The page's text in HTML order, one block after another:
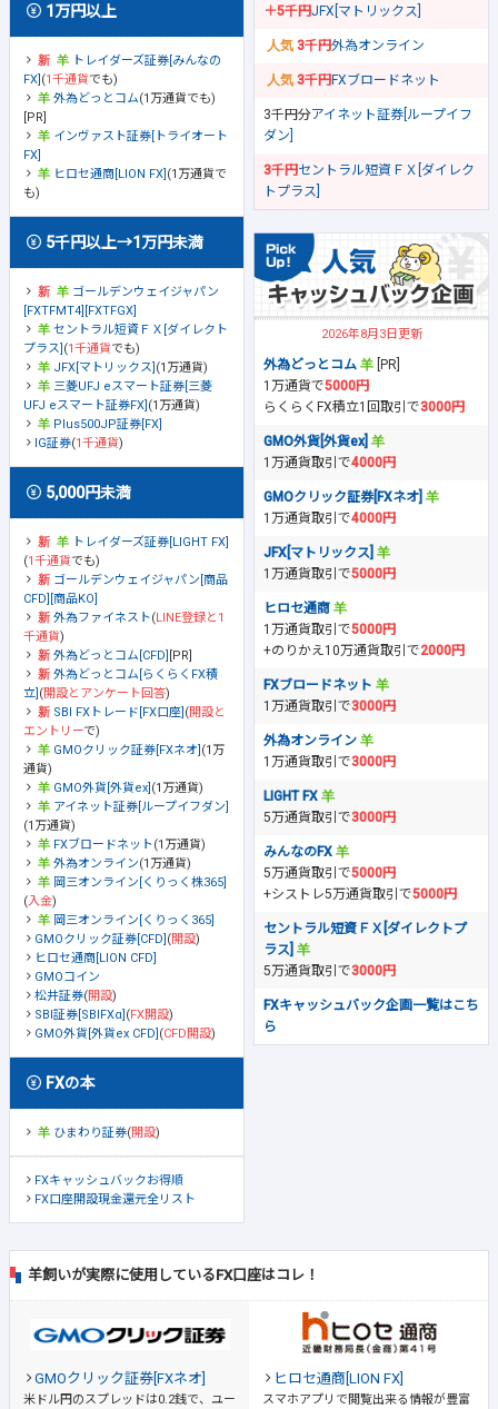
1万円以上
トレイダーズ証券[みんなの
FX] (1千通貨でも)
外為どっとコム(1万通貨でも)
[PR]
インヴァスト証券[トライオート
FX]
ヒロセ通商[LION FX] (1万通貨で
も)
5千円以上→1万円未満
ゴールデンウェイジャパン
[FXTFMT4][FXTFGX]
セントラル短資ＦＸ[ダイレクト
プラス] (1千通貨でも)
JFX[マトリックス] (1万通貨)
三菱UFJ eスマート証券[三菱
UFJ eスマート証券FX] (1万通貨)
Plus500JP証券[FX]
IG証券(1千通貨)
5,000円未満
トレイダーズ証券[LIGHT FX]
(1千通貨でも)
ゴールデンウェイジャパン[商品
CFD][商品KO]
外為ファイネスト(LINE登録と1
千通貨)
外為どっとコム[CFD] [PR]
外為どっとコム[らくらくFX積
立] (開設とアンケート回答)
SBI FXトレード[FX口座] (開設と
エントリーで)
GMOクリック証券[FXネオ] (1万
通貨)
GMO外貨[外貨ex] (1万通貨)
アイネット証券[ループイフダン]
(1万通貨)
FXブロードネット(1万通貨)
外為オンライン(1万通貨)
岡三オンライン[くりっく株365]
(入金)
岡三オンライン[くりっく365]
GMOクリック証券[CFD] (開設)
ヒロセ通商[LION CFD]
GMOコイン
松井証券(開設)
SBI証券[SBIFXα] (FX開設)
GMO外貨[外貨ex CFD] (CFD開設)
FXの本
ひまわり証券(開設)
FXキャッシュバックお得順
FX口座開設現金還元全リスト
＋5千円JFX[マトリックス]
3千円外為オンライン
3千円FXブロードネット
3千円分アイネット証券[ループイフ
ダン]
3千円セントラル短資ＦＸ[ダイレク
トプラス]
2026年8月3日更新
外為どっとコム
[PR]
1万通貨で5000円
らくらくFX積立1回取引で3000円
GMO外貨[外貨ex]
1万通貨取引で4000円
GMOクリック証券[FXネオ]
1万通貨取引で4000円
JFX[マトリックス]
1万通貨取引で5000円
ヒロセ通商
1万通貨取引で5000円
+のりかえ10万通貨取引で2000円
FXブロードネット
1万通貨取引で3000円
外為オンライン
1万通貨取引で3000円
LIGHT FX
5万通貨取引で3000円
みんなのFX
5万通貨取引で5000円
+シストレ5万通貨取引で5000円
セントラル短資ＦＸ[ダイレクトプ
ラス]
5万通貨取引で3000円
FXキャッシュバック企画一覧はこち
ら
羊飼いが実際に使用しているFX口座はコレ！
GMOクリック証券[FXネオ]
米ドル円のスプレッドは0.2銭で、ユー
ヒロセ通商[LION FX]
スマホアプリで閲覧出来る情報が豊富